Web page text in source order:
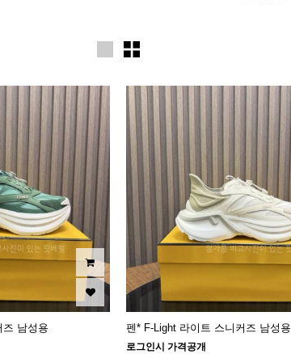
남성용 펜* F-Light 라이트 스니커즈 남성용
로그인시 가격공개